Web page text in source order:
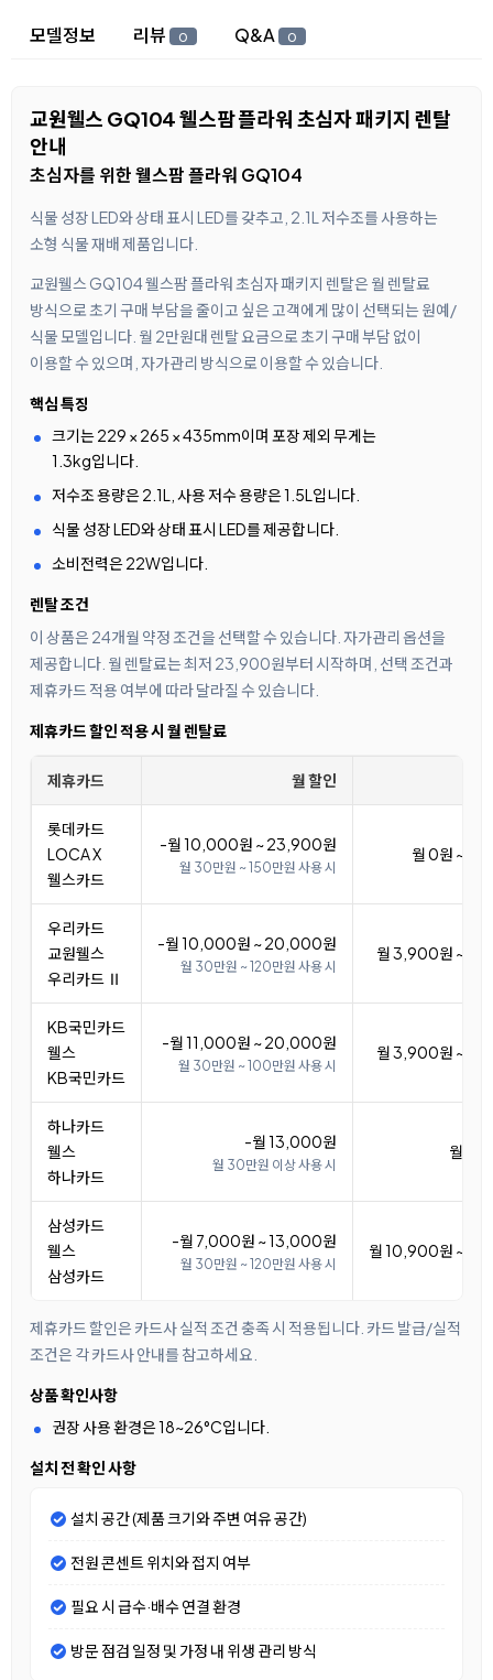
상세 정보
모델정보 리뷰 0 Q&A 0
교원웰스 GQ104 웰스팜 플라워 초심자 패키지 렌탈
안내
초심자를 위한 웰스팜 플라워 GQ104
식물 성장 LED와 상태 표시 LED를 갖추고, 2.1L 저수조를 사용하는
소형 식물 재배 제품입니다.
교원웰스 GQ104 웰스팜 플라워 초심자 패키지 렌탈은 월 렌탈료
방식으로 초기 구매 부담을 줄이고 싶은 고객에게 많이 선택되는 원예/
식물 모델입니다. 월 2만원대 렌탈 요금으로 초기 구매 부담 없이
이용할 수 있으며, 자가관리 방식으로 이용할 수 있습니다.
핵심 특징
크기는 229 × 265 × 435mm이며 포장 제외 무게는
1.3kg입니다.
저수조 용량은 2.1L, 사용 저수 용량은 1.5L입니다.
식물 성장 LED와 상태 표시 LED를 제공합니다.
소비전력은 22W입니다.
렌탈 조건
이 상품은 24개월 약정 조건을 선택할 수 있습니다. 자가관리 옵션을
제공합니다. 월 렌탈료는 최저 23,900원부터 시작하며, 선택 조건과
제휴카드 적용 여부에 따라 달라질 수 있습니다.
제휴카드 할인 적용 시 월 렌탈료
제휴카드 월 할인
롯데카드
LOCA X
웰스카드
-월 10,000원 ~ 23,900원
월 30만원 ~ 150만원 사용 시
월 0원 ~
우리카드
교원웰스
우리카드 Ⅱ
-월 10,000원 ~ 20,000원
월 30만원 ~ 120만원 사용 시
월 3,900원 ~
KB국민카드
웰스
KB국민카드
-월 11,000원 ~ 20,000원
월 30만원 ~ 100만원 사용 시
월 3,900원 ~
하나카드
웰스
하나카드
-월 13,000원
월 30만원 이상 사용 시
월
삼성카드
웰스
삼성카드
-월 7,000원 ~ 13,000원
월 30만원 ~ 120만원 사용 시
월 10,900원 ~
제휴카드 할인은 카드사 실적 조건 충족 시 적용됩니다. 카드 발급/실적
조건은 각 카드사 안내를 참고하세요.
상품 확인사항
권장 사용 환경은 18~26°C입니다.
설치 전 확인 사항
설치 공간 (제품 크기와 주변 여유 공간)
전원 콘센트 위치와 접지 여부
필요 시 급수·배수 연결 환경
방문 점검 일정 및 가정 내 위생 관리 방식